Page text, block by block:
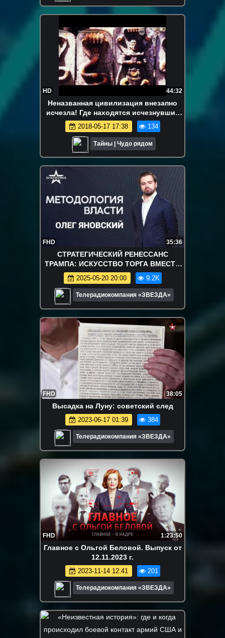
HD 44:32
Неназванная цивилизация внезапно
исчезла! Где находятся исчезнувшие
цивил
2018-05-17 17:38 134
Тайны | Чудо рядом
FHD 35:36
СТРАТЕГИЧЕСКИЙ РЕНЕССАНС
ТРАМПА: ИСКУССТВО ТОРГА ВМЕСТО
ВОЙН ЗА ДЕМОКРАТИЮ, НОВЫЕ
ДОКТРИНЫ ГЛОБАЛЬНОГО
ДОМИНИРОВАНИЯ
2025-05-20 20:00 9.2K
Телерадиокомпания «ЗВЕЗДА»
FHD 38:05
Высадка на Луну: советский след
2023-06-17 01:39 384
Телерадиокомпания «ЗВЕЗДА»
FHD 1:23:50
Главное с Ольгой Беловой. Выпуск от
12.11.2023 г.
2023-11-14 12:41 201
Телерадиокомпания «ЗВЕЗДА»